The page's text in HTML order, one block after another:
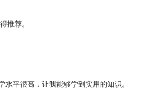
推荐。
平很高，让我能够学到实用的知识。